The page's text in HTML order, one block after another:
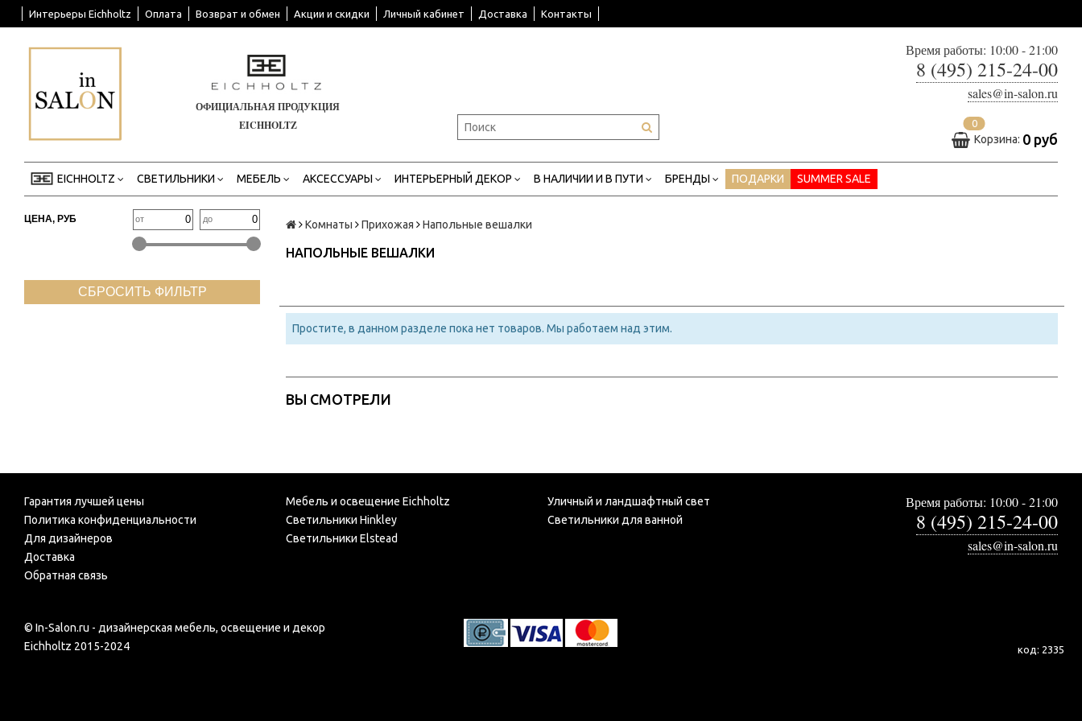
Интерьеры Eichholtz Оплата Возврат и обмен Акции и скидки Личный кабинет Доставка Контакты
ОФИЦИАЛЬНАЯ ПРОДУКЦИЯ
EICHHOLTZ
Время работы: 10:00 - 21:00
8 (495) 215-24-00
sales@in-salon.ru
0
Корзина: 0 руб
EICHHOLTZ СВЕТИЛЬНИКИ МЕБЕЛЬ АКСЕССУАРЫ ИНТЕРЬЕРНЫЙ ДЕКОР В НАЛИЧИИ И В ПУТИ БРЕНДЫ ПОДАРКИ SUMMER SALE
ЦЕНА, РУБ от до
СБРОСИТЬ ФИЛЬТР
Комнаты Прихожая Напольные вешалки
НАПОЛЬНЫЕ ВЕШАЛКИ
Простите, в данном разделе пока нет товаров. Мы работаем над этим.
ВЫ СМОТРЕЛИ
Гарантия лучшей цены
Политика конфиденциальности
Для дизайнеров
Доставка
Обратная связь
Мебель и освещение Eichholtz
Светильники Hinkley
Светильники Elstead
Уличный и ландшафтный свет
Светильники для ванной
Время работы: 10:00 - 21:00
8 (495) 215-24-00
sales@in-salon.ru
© In-Salon.ru - дизайнерская мебель, освещение и декор
Eichholtz 2015-2024
код: 2335